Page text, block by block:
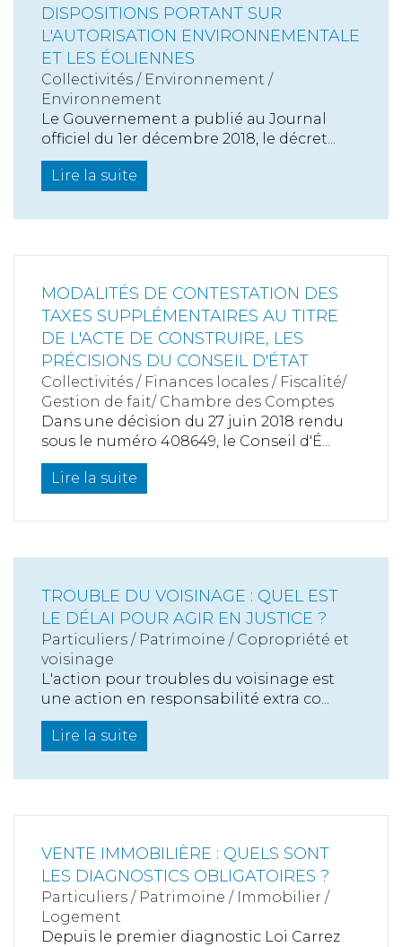
DISPOSITIONS PORTANT SUR
L'AUTORISATION ENVIRONNEMENTALE
ET LES ÉOLIENNES
Collectivités / Environnement /
Environnement
Le Gouvernement a publié au Journal
officiel du 1er décembre 2018, le décret...
Lire la suite
MODALITÉS DE CONTESTATION DES
TAXES SUPPLÉMENTAIRES AU TITRE
DE L'ACTE DE CONSTRUIRE, LES
PRÉCISIONS DU CONSEIL D'ÉTAT
Collectivités / Finances locales / Fiscalité/
Gestion de fait/ Chambre des Comptes
Dans une décision du 27 juin 2018 rendu
sous le numéro 408649, le Conseil d'É...
Lire la suite
TROUBLE DU VOISINAGE : QUEL EST
LE DÉLAI POUR AGIR EN JUSTICE ?
Particuliers / Patrimoine / Copropriété et
voisinage
L'action pour troubles du voisinage est
une action en responsabilité extra co...
Lire la suite
VENTE IMMOBILIÈRE : QUELS SONT
LES DIAGNOSTICS OBLIGATOIRES ?
Particuliers / Patrimoine / Immobilier /
Logement
Depuis le premier diagnostic Loi Carrez